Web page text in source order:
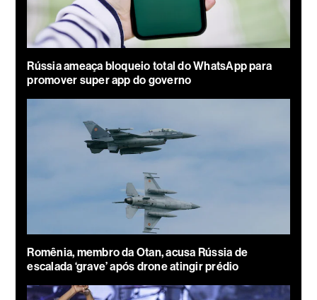
Rússia ameaça bloqueio total do WhatsApp para
promover super app do governo
Romênia, membro da Otan, acusa Rússia de
escalada ‘grave’ após drone atingir prédio